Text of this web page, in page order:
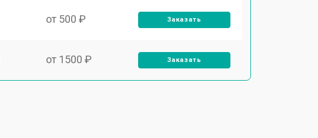
от 500 ₽ Заказать
от 1500 ₽ Заказать